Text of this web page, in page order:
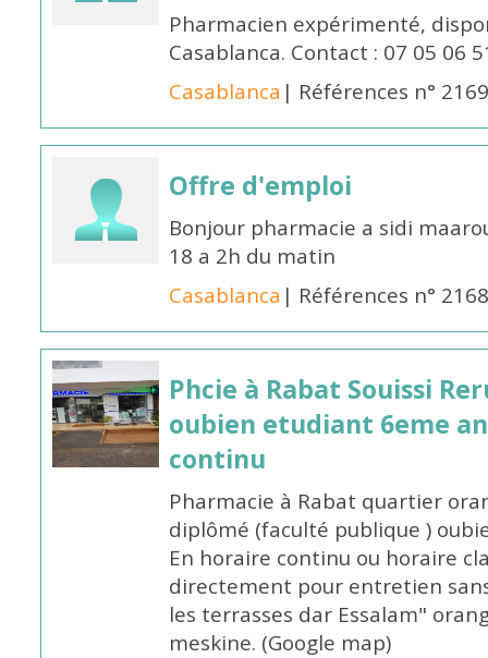
Pharmacien expérimenté,
Casablanca. Contact : 07 05 06
Casablanca | Références n°
Offre d'emploi
Bonjour pharmacie a sidi
18 a 2h du matin
Casablanca | Références n°
Phcie à Rabat Souissi
oubien etudiant 6eme
continu
Pharmacie à Rabat quartier
diplômé (faculté publique )
En horaire continu ou horaire
directement pour entretien
les terrasses dar Essalam"
meskine. (Google map)